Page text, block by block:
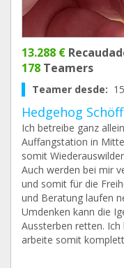
13.288 €
178 Teamers
Teamer desde:
Hedgehog
Ich betreibe ganz
Auffangstation in
somit
Auch werden bei mir
und somit für die
und Beratung laufen
Umdenken kann die
Aussterben retten. Ich
arbeite somit